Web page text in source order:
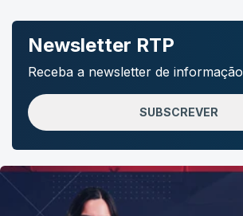
Newsletter RTP
Receba a newsletter de informação
SUBSCREVER